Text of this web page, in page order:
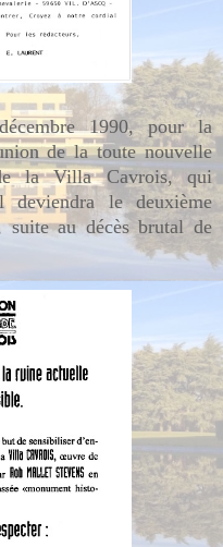
1990, pour la
de la toute nouvelle
la Villa Cavrois, qui
le deuxième
suite au décès brutal de